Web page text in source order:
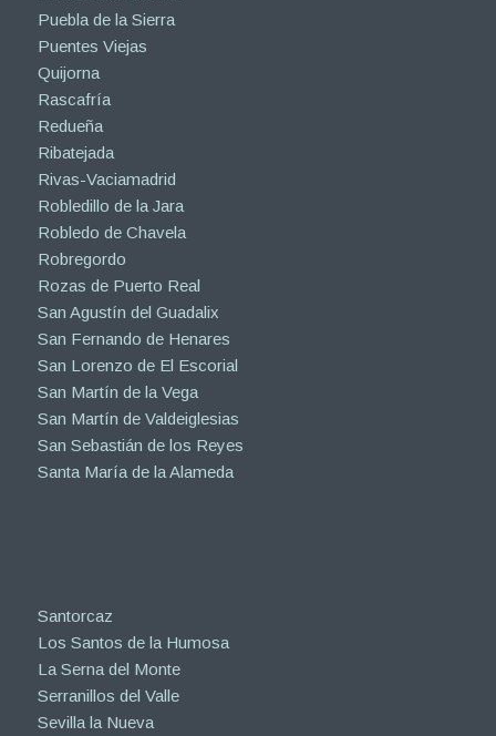
Puebla de la Sierra
Puentes Viejas
Quijorna
Rascafría
Redueña
Ribatejada
Rivas-Vaciamadrid
Robledillo de la Jara
Robledo de Chavela
Robregordo
Rozas de Puerto Real
San Agustín del Guadalix
San Fernando de Henares
San Lorenzo de El Escorial
San Martín de la Vega
San Martín de Valdeiglesias
San Sebastián de los Reyes
Santa María de la Alameda
Santorcaz
Los Santos de la Humosa
La Serna del Monte
Serranillos del Valle
Sevilla la Nueva